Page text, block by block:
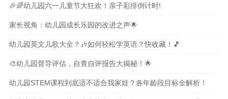
🎉🌈幼儿园六一儿童节大狂欢！亲子彩排倒计时!
家长视角：幼儿园成长乐园的改进之声🌟
幼儿园英文儿歌大全？🎶如何轻松学英语？快收藏！🎵
🎨幼儿园督导评估，自查自评报告大揭秘！🌟
幼儿园STEM课程到底适不适合我家娃？各年龄段目标全解析！